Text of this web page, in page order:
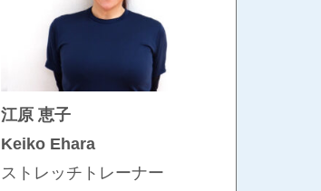
江原 恵子
Keiko Ehara
ストレッチトレーナー